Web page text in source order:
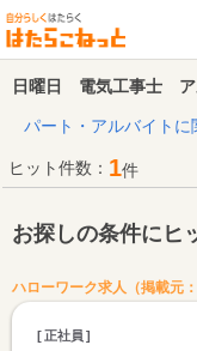
日曜日 電気工事士 ア
パート・アルバイトに
ヒット件数： 1件
お探しの条件にヒ
ハローワーク求人（掲載元
正社員